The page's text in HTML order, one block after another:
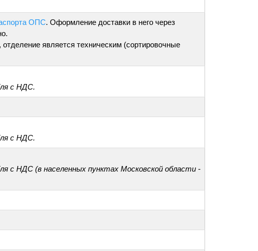
ОПС. Оформление доставки в него через
является техническим (сортировочные
с НДС.
с НДС.
с НДС (в населенных пунктах Московской области -